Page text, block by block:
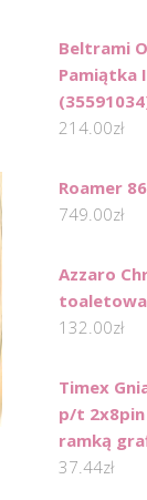
Beltrami
Pamiątka
214.00zł
Roamer
749.00zł
Azzaro
132.00zł
Timex
p/t 2x8pin
ramką
37.44zł